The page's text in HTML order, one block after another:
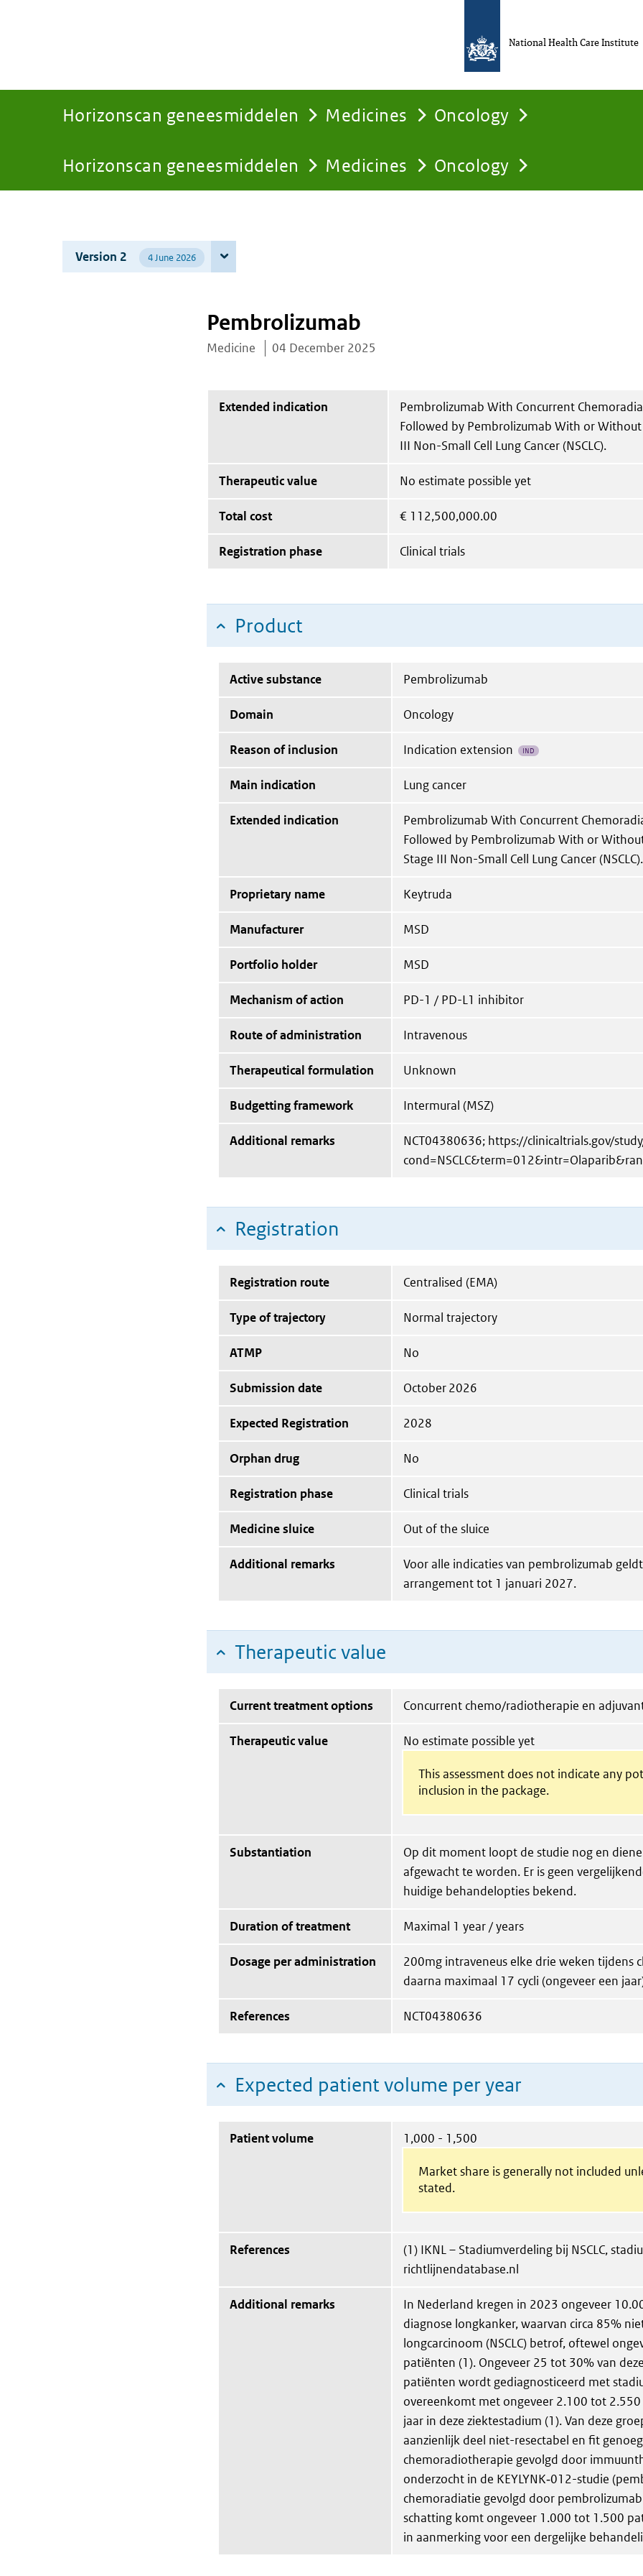
Horizonscan geneesmiddelen Medicines Oncology
You
here:
Horizonscan geneesmiddelen Medicines Oncology
National Health Care Institute
Version 2 4 June 2026
Pembrolizumab
Medicine 04 December 2025
Extended indication
Pembrolizumab With Concurrent
Followed by Pembrolizumab With or
III Non-Small Cell Lung Cancer (NSCLC).
Therapeutic value No estimate possible yet
Total cost € 112,500,000.00
Registration phase Clinical trials
Product
Active substance Pembrolizumab
Domain Oncology
Reason of inclusion Indication extension IND
Main indication Lung cancer
Extended indication
Pembrolizumab With Concurrent
Followed by Pembrolizumab With or
Stage III Non-Small Cell Lung Cancer (NSCLC).
Proprietary name Keytruda
Manufacturer MSD
Portfolio holder MSD
Mechanism of action PD-1 / PD-L1 inhibitor
Route of administration Intravenous
Therapeutical formulation Unknown
Budgetting framework Intermural (MSZ)
Additional remarks
NCT04380636; https://clinicaltrials.gov/
Registration
Registration route Centralised (EMA)
Type of trajectory Normal trajectory
ATMP No
Submission date October 2026
Expected Registration 2028
Orphan drug No
Registration phase Clinical trials
Medicine sluice Out of the sluice
Additional remarks
Voor alle indicaties van pembrolizumab
arrangement tot 1 januari 2027.
Therapeutic value
Current treatment options Concurrent chemo/radiotherapie en
Therapeutic value No estimate possible yet
This assessment does not indicate any
inclusion in the package.
Substantiation
Op dit moment loopt de studie nog en
afgewacht te worden. Er is geen
huidige behandelopties bekend.
Duration of treatment Maximal 1 year / years
Dosage per administration
200mg intraveneus elke drie weken tijdens
daarna maximaal 17 cycli (ongeveer een
References NCT04380636
Expected patient volume per year
Patient volume 1,000 - 1,500
Market share is generally not included
stated.
References
(1) IKNL – Stadiumverdeling bij NSCLC,
richtlijnendatabase.nl
Additional remarks
In Nederland kregen in 2023 ongeveer
diagnose longkanker, waarvan circa 85%
longcarcinoom (NSCLC) betrof, oftewel
patiënten (1). Ongeveer 25 tot 30% van deze
patiënten wordt gediagnosticeerd met
overeenkomt met ongeveer 2.100 tot
jaar in deze ziektestadium (1). Van deze
aanzienlijk deel niet-resectabel en fit
chemoradiotherapie gevolgd door
onderzocht in de KEYLYNK‑012-studie
chemoradiatie gevolgd door
schatting komt ongeveer 1.000 tot 1.500
in aanmerking voor een dergelijke